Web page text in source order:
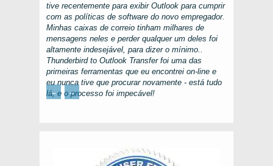
tive recentemente para exibir Outlook para cumprir
com as políticas de software do novo empregador.
Minhas caixas de correio tinham milhares de
mensagens neles e perder qualquer um deles foi
altamente indesejável, para dizer o mínimo..
Thunderbird to Outlook Transferfoi uma das
primeiras ferramentas que eu encontrei on-line e
eu nunca tive que procurar novamente - está tudo
lá, e o processo foi impecável!
← →